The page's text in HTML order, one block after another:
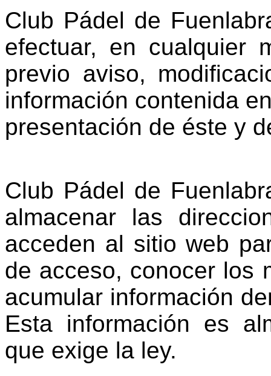
Club Pádel de
efectuar, en cualquier
previo aviso,
información contenida
presentación de éste y
Club Pádel de
almacenar las
acceden al sitio web
de acceso, conocer los
acumular información
Esta información es
que exige la ley.